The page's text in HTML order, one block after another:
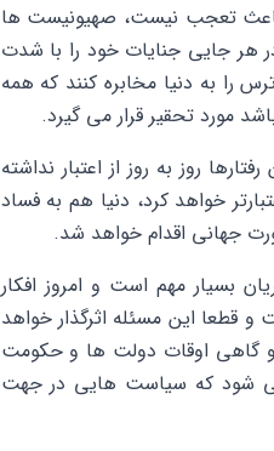
باعث تعجب نیست، صهیونیست ها
هر جایی جنایات خود را با شدت
را به دنیا مخابره کنند که همه
مورد تحقیر قرار می گیرد.
روز به روز از اعتبار نداشته
خواهد کرد، دنیا هم به فساد
جهانی اقدام خواهد شد.
بسیار مهم است و امروز افکار
قطعا این مسئله اثرگذار خواهد
و گاهی اوقات دولت ها و حکومت
می شود که سیاست هایی در جهت